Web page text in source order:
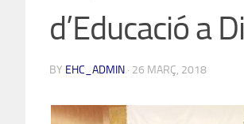
d’Educació a
BY EHC_ADMIN · 26 MARÇ, 2018